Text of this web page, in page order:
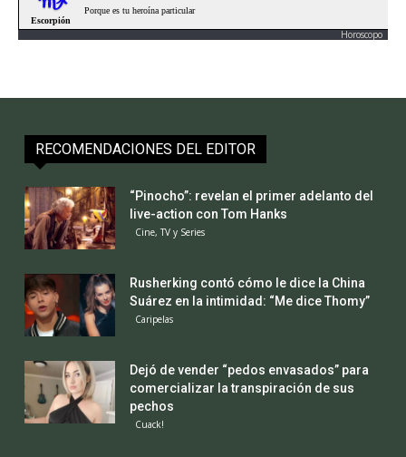
Horoscopo
RECOMENDACIONES DEL EDITOR
“Pinocho”: revelan el primer adelanto del
live-action con Tom Hanks
Cine, TV y Series
Rusherking contó cómo le dice la China
Suárez en la intimidad: “Me dice Thomy”
Caripelas
Dejó de vender “pedos envasados” para
comercializar la transpiración de sus
pechos
Cuack!